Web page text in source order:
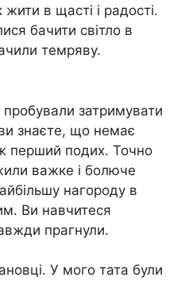
жити в щасті і радості.
бачити світло в
темряву.
затримувати
знаєте, що немає
перший подих. Точно
важке і болюче
нагороду в
Ви навчитеся
прагнули.
У мого тата були